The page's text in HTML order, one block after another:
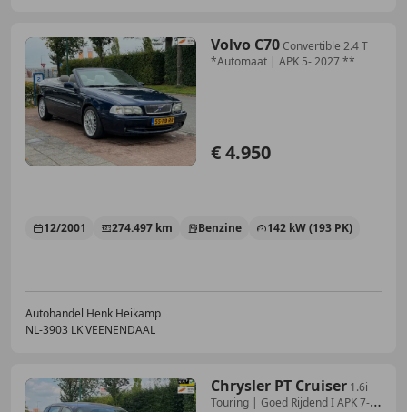
Volvo C70Convertible 2.4 T
*Automaat | APK 5- 2027 **
€ 4.950
12/2001 274.497 km Benzine 142 kW (193 PK)
Autohandel Henk Heikamp
NL-3903 LK VEENENDAAL
Chrysler PT Cruiser 1.6i
Touring | Goed Rijdend I APK 7-